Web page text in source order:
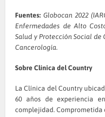
Fuentes: Globocan 2022
Enfermedades de Alto
Salud y Protección Social
Cancerología.
Sobre Clínica del Country
La Clínica del Country
60 años de experiencia
complejidad. Comprometida